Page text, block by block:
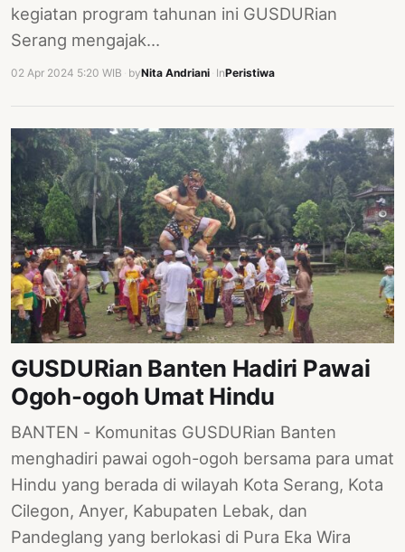
kegiatan program tahunan ini GUSDURian
Serang mengajak…
02 Apr 2024 5:20 WIB byNita Andriani InPeristiwa
GUSDURian Banten Hadiri Pawai
Ogoh-ogoh Umat Hindu
BANTEN - Komunitas GUSDURian Banten
menghadiri pawai ogoh-ogoh bersama para umat
Hindu yang berada di wilayah Kota Serang, Kota
Cilegon, Anyer, Kabupaten Lebak, dan
Pandeglang yang berlokasi di Pura Eka Wira